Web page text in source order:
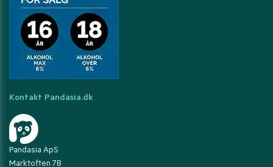
Kontakt Pandasia.dk
Pandasia ApS
Marktoften 7B